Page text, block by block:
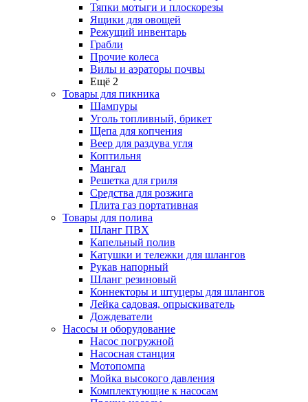
Тяпки мотыги и плоскорезы
Ящики для овощей
Режущий инвентарь
Грабли
Прочие колеса
Вилы и аэраторы почвы
Ещё 2
Товары для пикника
Шампуры
Уголь топливный, брикет
Щепа для копчения
Веер для раздува угля
Коптильня
Мангал
Решетка для гриля
Средства для розжига
Плита газ портативная
Товары для полива
Шланг ПВХ
Капельный полив
Катушки и тележки для шлангов
Рукав напорный
Шланг резиновый
Коннекторы и штуцеры для шлангов
Лейка садовая, опрыскиватель
Дождеватели
Насосы и оборудование
Насос погружной
Насосная станция
Мотопомпа
Мойка высокого давления
Комплектующие к насосам